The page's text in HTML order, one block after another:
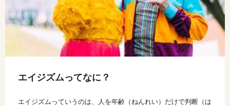
エイジズムってなに？
エイジズムっていうのは、人を年齢（ねんれい）だけで判断（は